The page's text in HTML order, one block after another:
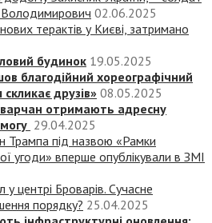
02.06.2025
терактів у Києві, затримано
будинок 19.05.2025
благодійний хореографічний
друзів» 08.05.2025
отримають адресну
29.04.2025
Трампа під назвою «‎Рамки
угоди» вперше опублікували в ЗМІ
центрі Броварів. Сучасне
порядку? 25.04.2025